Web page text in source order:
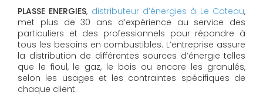
PLASSE ENERGIES, distributeur d’énergies à Le Coteau,
met plus de 30 ans d’expérience au service des
particuliers et des professionnels pour répondre à
tous les besoins en combustibles. L’entreprise assure
la distribution de différentes sources d’énergie telles
que le fioul, le gaz, le bois ou encore les granulés,
selon les usages et les contraintes spécifiques de
chaque client.